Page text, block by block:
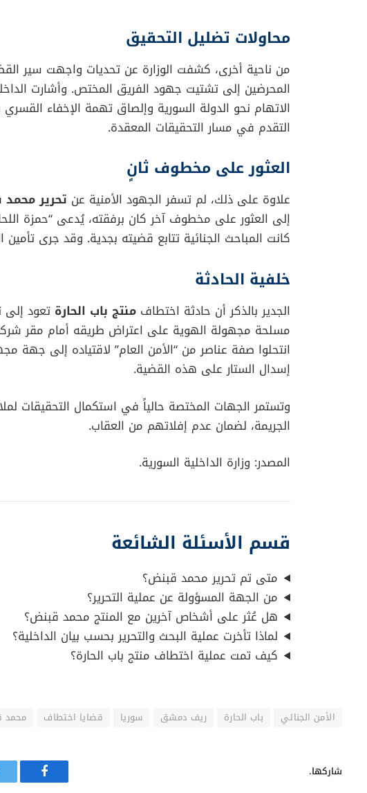
— أحمد العقدة (@alokdehahmad)
محاولات تضليل التحقيق
من ناحية أخرى، كشفت الوزارة عن تحديات واجهت سير
المحرضين إلى تشتيت جهود الفريق المختص. وأشارت
التقدم في مسار التحقيقات المعقدة.
العثور على مخطوف ثانٍ
علاوة على ذلك، لم تسفر الجهود الأمنية عنتحرير
كانت المباحث الجنائية تتابع قضيته بجدية. وقد جرى تأمين
خلفية الحادثة
الجدير بالذكر أن حادثة اختطافمنتج باب الحارة
مسلحة مجهولة الهوية على اعتراض طريقه أمام مقر
انتحلوا صفة عناصر من “الأمن العام” لاقتياده إلى جهة
إسدال الستار على هذه القضية.
الجريمة، لضمان عدم إفلاتهم من العقاب.
قسم الأسئلة الشائعة
متى تم تحرير محمد قبنض؟
من الجهة المسؤولة عن عملية التحرير؟
هل عُثر على أشخاص آخرين مع المنتج محمد قبنض؟
قضايا اختطاف محمد